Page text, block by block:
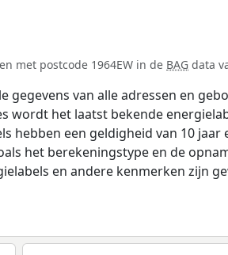
met postcode 1964EW in de BAG data
van alle adressen en
wordt het laatst bekende
een geldigheid van 10
het berekeningstype en de
en andere kenmerken zijn